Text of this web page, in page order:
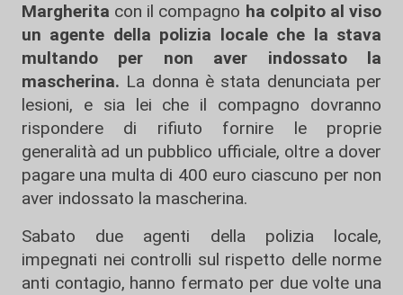
Margherita con il compagno ha colpito al viso
un agente della polizia locale che la stava
multando per non aver indossato la
mascherina. La donna è stata denunciata per
lesioni, e sia lei che il compagno dovranno
rispondere di rifiuto fornire le proprie
generalità ad un pubblico ufficiale, oltre a dover
pagare una multa di 400 euro ciascuno per non
aver indossato la mascherina.
Sabato due agenti della polizia locale,
impegnati nei controlli sul rispetto delle norme
anti contagio, hanno fermato per due volte una